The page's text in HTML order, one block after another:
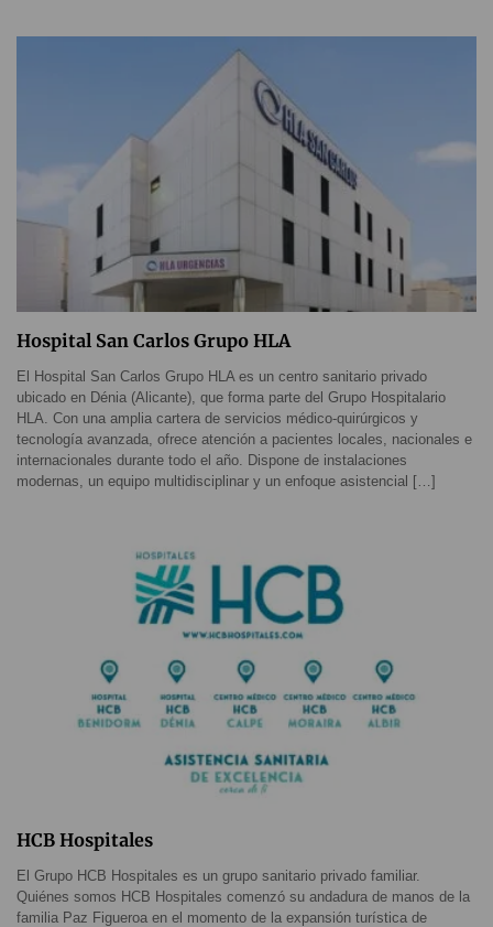
Hospital San Carlos Grupo HLA
El Hospital San Carlos Grupo HLA es un centro sanitario privado
ubicado en Dénia (Alicante), que forma parte del Grupo Hospitalario
HLA. Con una amplia cartera de servicios médico-quirúrgicos y
tecnología avanzada, ofrece atención a pacientes locales, nacionales e
internacionales durante todo el año. Dispone de instalaciones
modernas, un equipo multidisciplinar y un enfoque asistencial […]
HCB Hospitales
El Grupo HCB Hospitales es un grupo sanitario privado familiar.
Quiénes somos HCB Hospitales comenzó su andadura de manos de la
familia Paz Figueroa en el momento de la expansión turística de